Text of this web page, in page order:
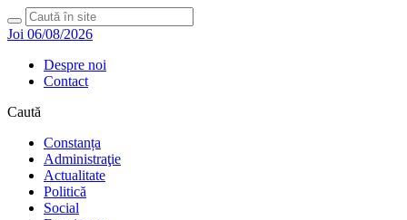
Joi 06/08/2026
Despre noi
Contact
Caută
Constanța
Administraţie
Actualitate
Politică
Social